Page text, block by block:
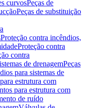
curvosPeças de
Peças de substituição
Proteção contra incêndios,
Proteção contra
contra
de drenagemPeças
para sistemas de
estrutura com
para estrutura com
de ruído